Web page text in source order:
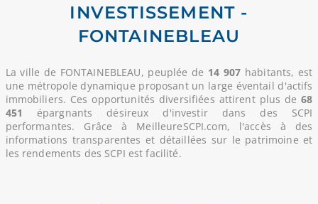
INVESTISSEMENT -
FONTAINEBLEAU
La ville de FONTAINEBLEAU, peuplée de 14 907 habitants, est
une métropole dynamique proposant un large éventail d'actifs
immobiliers. Ces opportunités diversifiées attirent plus de68
451
épargnants désireux d'investir dans des SCPI
performantes. Grâce à MeilleureSCPI.com, l'accès à des
informations transparentes et détaillées sur le patrimoine et
les rendements des SCPI est facilité.